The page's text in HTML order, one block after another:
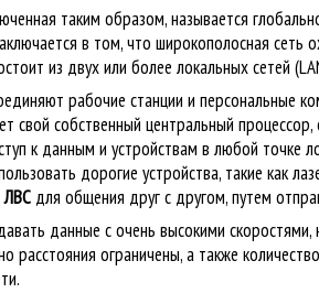
таким образом, называется
в том, что широкополосная сеть
из двух или более локальных сетей
рабочие станции и персональные
свой собственный центральный
к данным и устройствам в любой точке
дорогие устройства, такие как
ЛВС для общения друг с другом, путем
данные с очень высокими
расстояния ограничены, а также